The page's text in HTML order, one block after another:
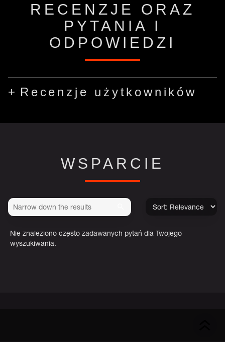
RECENZJE ORAZ
PYTANIA I
ODPOWIEDZI
Recenzje użytkowników
WSPARCIE
Nie znaleziono często zadawanych pytań dla Twojego
wyszukiwania.